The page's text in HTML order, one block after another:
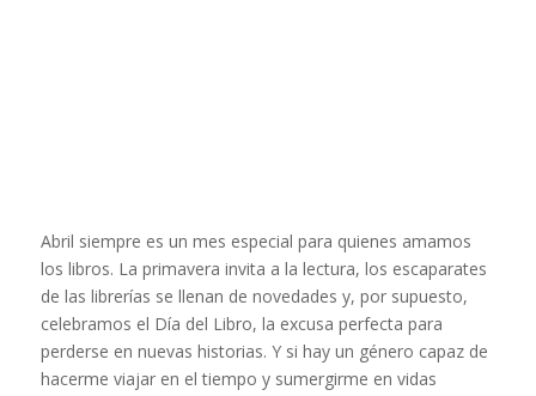
Abril siempre es un mes especial para quienes amamos
los libros. La primavera invita a la lectura, los escaparates
de las librerías se llenan de novedades y, por supuesto,
celebramos el Día del Libro, la excusa perfecta para
perderse en nuevas historias. Y si hay un género capaz de
hacerme viajar en el tiempo y sumergirme en vidas